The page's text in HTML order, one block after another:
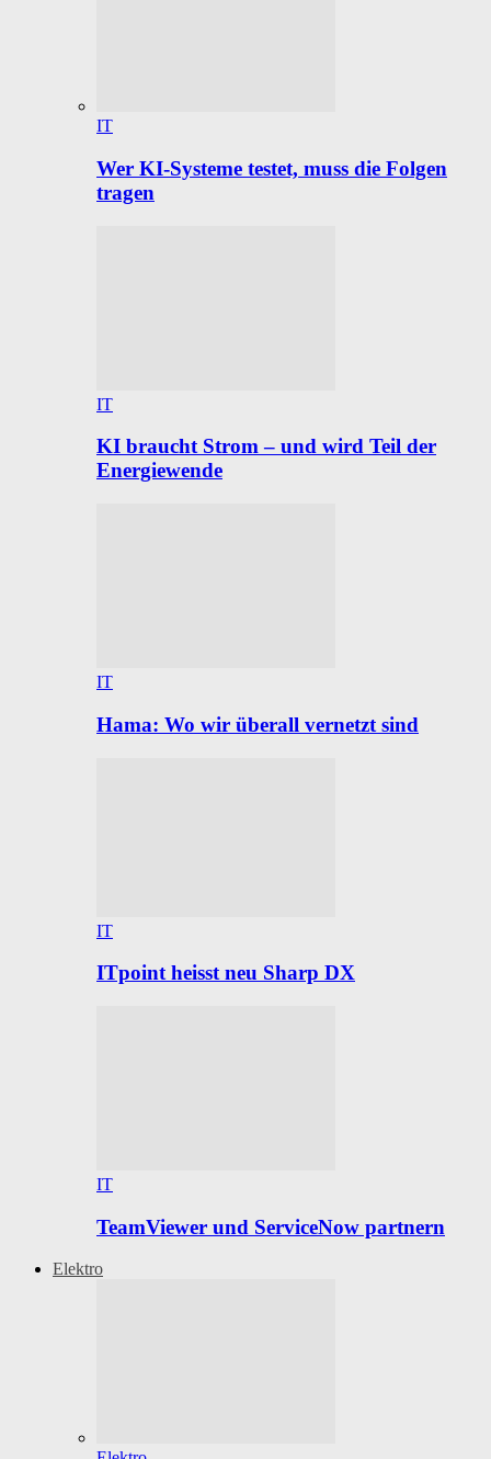
IT
Wer KI-Systeme testet, muss die Folgen
tragen
IT
KI braucht Strom – und wird Teil der
Energiewende
IT
Hama: Wo wir überall vernetzt sind
IT
ITpoint heisst neu Sharp DX
IT
TeamViewer und ServiceNow partnern
Elektro